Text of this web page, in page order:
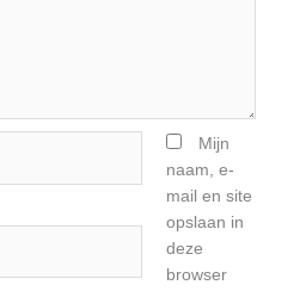
Mijn
naam, e-
mail en site
opslaan in
deze
browser